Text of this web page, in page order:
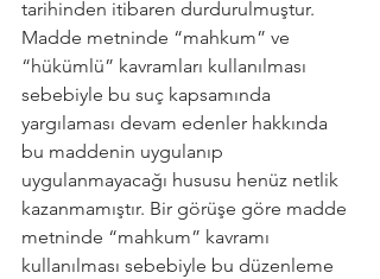
tarihinden itibaren durdurulmuştur.
Madde metninde “mahkum” ve
“hükümlü” kavramları kullanılması
sebebiyle bu suç kapsamında
yargılaması devam edenler hakkında
bu maddenin uygulanıp
uygulanmayacağı hususu henüz netlik
kazanmamıştır. Bir görüşe göre madde
metninde “mahkum” kavramı
kullanılması sebebiyle bu düzenleme